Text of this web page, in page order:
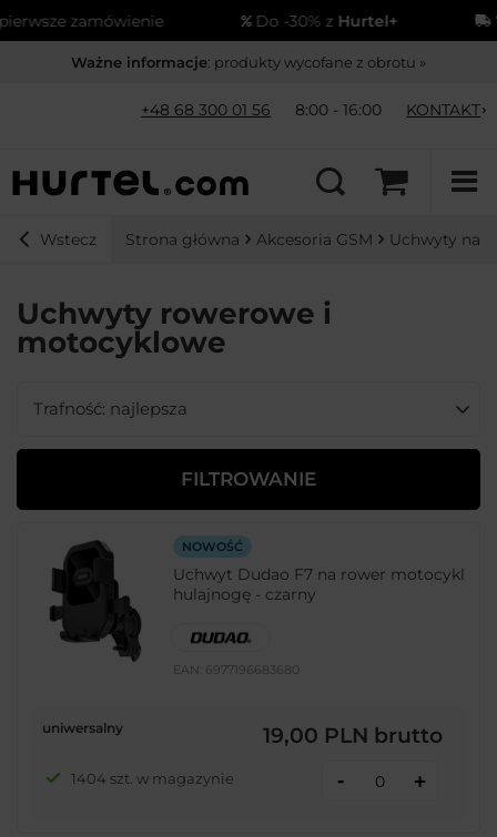
zamówienie Do -30% zHurtel+
Ważne informacje: produkty wycofane z obrotu »
+48 68 300 01 56 8:00 - 16:00 KONTAKT
Wstecz Strona główna Akcesoria GSM Uchwyty na
Uchwyty rowerowe i
motocyklowe
Zmień sortowanie
Trafność: najlepsza
FILTROWANIE
NOWOŚĆ
Uchwyt Dudao F7 na rower motocykl
hulajnogę - czarny
EAN: 6977196683680
uniwersalny 19,00 PLN brutto
1404 szt. w magazynie - +